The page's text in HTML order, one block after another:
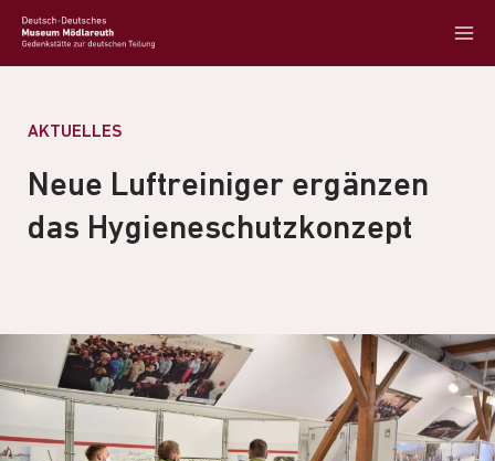
AKTUELLES
Neue Luftreiniger ergänzen
das Hygieneschutzkonzept